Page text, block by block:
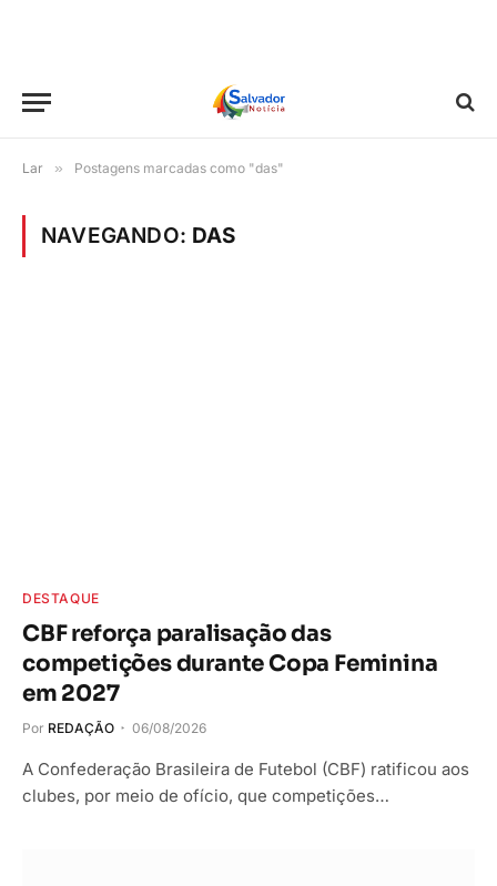
Lar » Postagens marcadas como "das"
NAVEGANDO: DAS
DESTAQUE
CBF reforça paralisação das
competições durante Copa Feminina
em 2027
Por REDAÇÃO 06/08/2026
A Confederação Brasileira de Futebol (CBF) ratificou aos
clubes, por meio de ofício, que competições…